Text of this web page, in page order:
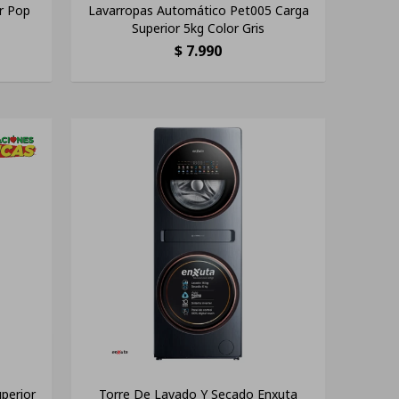
Pop
Lavarropas Automático Pet005 Carga
Superior 5kg Color Gris
$ 7.990
Torre De Lavado Y Secado Enxuta